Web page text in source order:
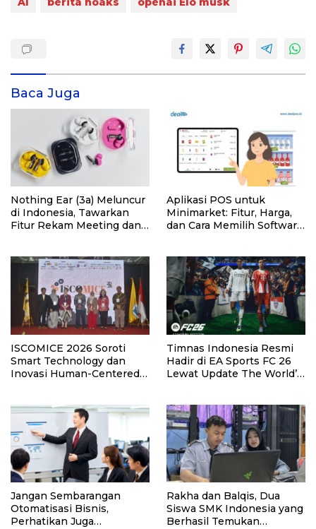
Baca Juga
Nothing Ear (3a) Meluncur
di Indonesia, Tawarkan
Fitur Rekam Meeting dan
Aplikasi POS untuk
Minimarket: Fitur, Harga,
dan Cara Memilih Software
ISCOMICE 2026 Soroti
Smart Technology dan
Inovasi Human-Centered
Timnas Indonesia Resmi
Hadir di EA Sports FC 26
Lewat Update The World’s
Jangan Sembarangan
Otomatisasi Bisnis,
Perhatikan Juga
Rakha dan Balqis, Dua
Siswa SMK Indonesia yang
Berhasil Temukan